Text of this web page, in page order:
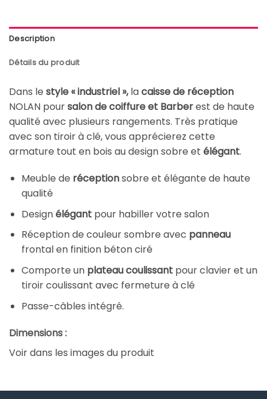
Description
Détails du produit
Dans le style « industriel »,lacaisse de réception
NOLAN poursalon de coiffure et Barberest de haute
qualité avec plusieurs rangements. Très pratique
avec son tiroir à clé, vous apprécierez cette
armature tout en bois au design sobre et élégant.
Meuble de réceptionsobre et élégante de haute
qualité
Designélégantpour habiller votre salon
Réception de couleur sombre avec panneau
frontal en finition béton ciré
Comporte un plateaucoulissantpour clavier et un
tiroir coulissant avec fermeture à clé
Passe-câbles intégré.
Dimensions :
Voir dans les images du produit